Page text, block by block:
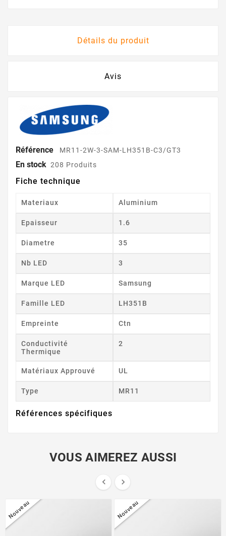
Détails du produit
Avis
Référence MR11-2W-3-SAM-LH351B-C3/GT3
En stock 208 Produits
Fiche technique
Materiaux Aluminium
Epaisseur 1.6
Diametre 35
Nb LED 3
Marque LED Samsung
Famille LED LH351B
Empreinte Ctn
Conductivité
Thermique
2
Matériaux Approuvé UL
Type MR11
Références spécifiques
VOUS AIMEREZ AUSSI
 
Nouveau Nouveau